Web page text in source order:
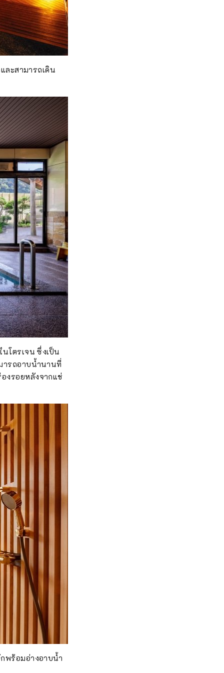
ละสามารถเดิน
โตรเจน ซึ่งเป็น
ารถอาบน้ำนานที่
งรอยหลังจากแช่
พร้อมอ่างอาบน้ำ